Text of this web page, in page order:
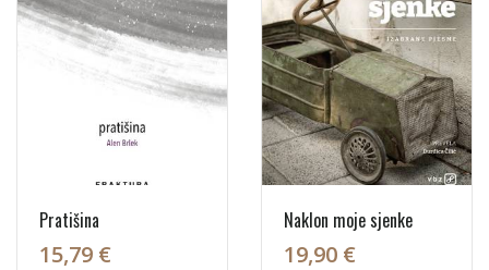
Pratišina
15,79 €
Naklon moje sjenke
19,90 €